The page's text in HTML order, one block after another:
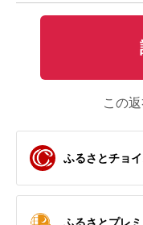
この
ふるさとチョ
ふるさとプレ